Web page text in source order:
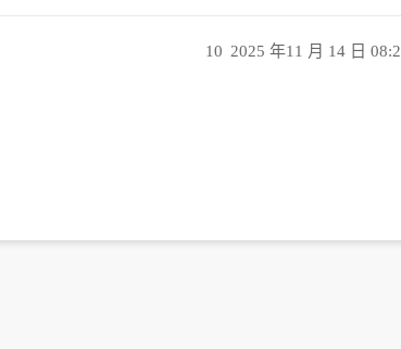
2025 年11 月 14 日
10